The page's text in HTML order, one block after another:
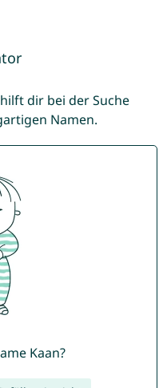
dir bei der Suche
Namen.
Kaan?